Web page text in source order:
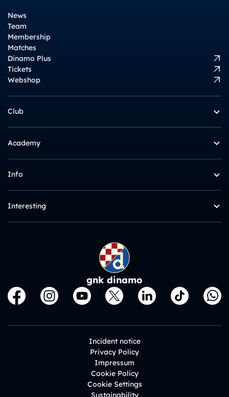
News
Team
Membership
Matches
Dinamo Plus
Tickets
Webshop
Club
Academy
Info
Interesting
gnk dinamo
Incident notice
Privacy Policy
Impressum
Cookie Policy
Cookie Settings
Sustainability